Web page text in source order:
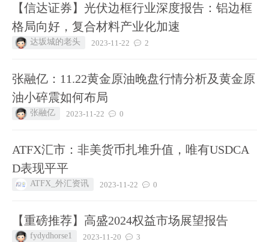
【信达证券】光伏边框行业深度报告：铝边框
格局向好，复合材料产业化加速
达坂城的老头 2023-11-22 2
张融亿：11.22黄金原油晚盘行情分析及黄金原
油小碎震如何布局
张融亿 2023-11-22 0
ATFX汇市：非美货币扎堆升值，唯有USDCA
D表现平平
ATFX_外汇资讯 2023-11-22 0
【重磅推荐】高盛2024权益市场展望报告
fydydhorse1 2023-11-20 3